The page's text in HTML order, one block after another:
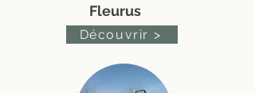
Fleurus
Découvrir >